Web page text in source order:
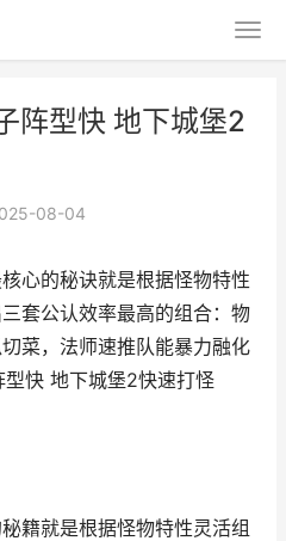
阵型快 地下城堡2
08-04
心的秘诀就是根据怪物特性
套公认效率最高的组合：物
菜，法师速推队能暴力融化
快 地下城堡2快速打怪
籍就是根据怪物特性灵活组